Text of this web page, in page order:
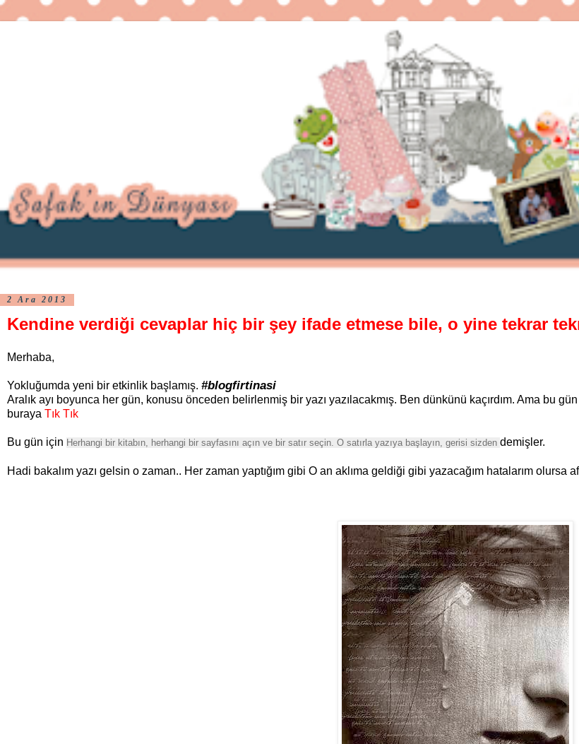
2 Ara 2013
Kendine verdiği cevaplar hiç bir şey ifade etmese bile, o yine tekrar
Merhaba,
Yokluğumda yeni bir etkinlik başlamış. #blogfirtinasi
Aralık ayı boyunca her gün, konusu önceden belirlenmiş bir yazı yazılacakmış. Ben dünkünü kaçırdım. Ama bu
buraya Tık Tık
Bu gün için Herhangi bir kitabın, herhangi bir sayfasını açın ve bir satır seçin. O satırla yazıya başlayın, gerisi sizden demişler.
Hadi bakalım yazı gelsin o zaman.. Her zaman yaptığım gibi O an aklıma geldiği gibi yazacağım hatalarım olursa